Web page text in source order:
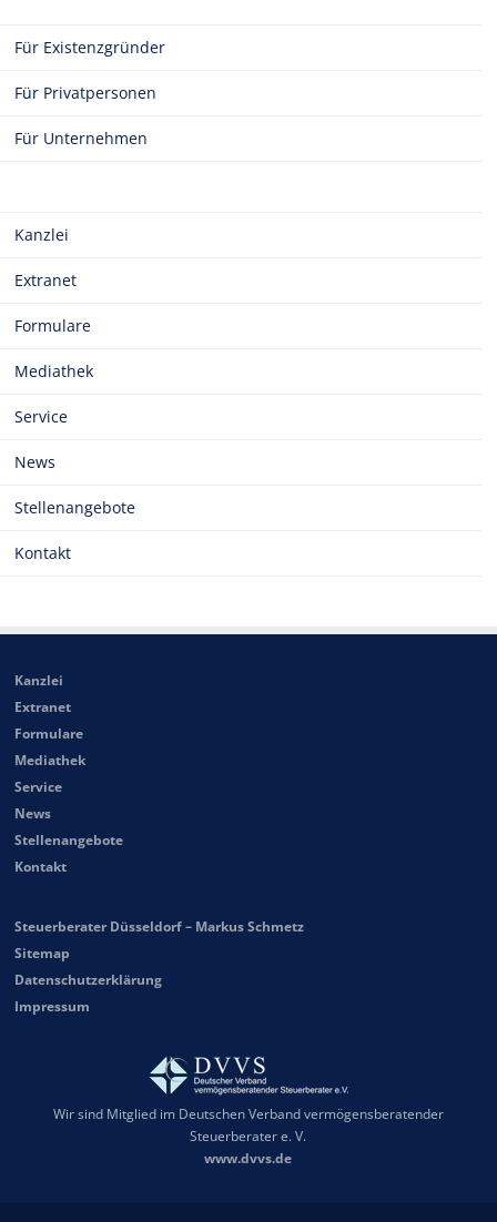
Für Existenzgründer
Für Privatpersonen
Für Unternehmen
Kanzlei
Extranet
Formulare
Mediathek
Service
News
Stellenangebote
Kontakt
Kanzlei
Extranet
Formulare
Mediathek
Service
News
Stellenangebote
Kontakt
Steuerberater Düsseldorf – Markus Schmetz
Sitemap
Datenschutzerklärung
Impressum
Wir sind Mitglied im Deutschen Verband vermögensberatender
Steuerberater e. V.
www.dvvs.de